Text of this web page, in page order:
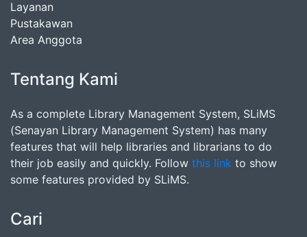
Layanan
Pustakawan
Area Anggota
Tentang Kami
As a complete Library Management System, SLiMS
(Senayan Library Management System) has many
features that will help libraries and librarians to do
their job easily and quickly. Follow this link to show
some features provided by SLiMS.
Cari